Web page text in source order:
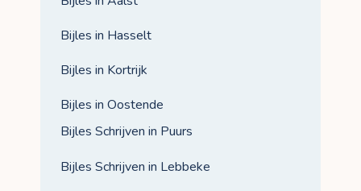
Bijles in Hasselt
Bijles in Kortrijk
Bijles in Oostende
Bijles Schrijven in Puurs
Bijles Schrijven in Lebbeke